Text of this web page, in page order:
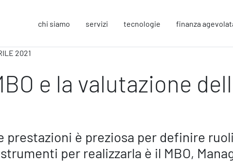
chi siamo servizi tecnologie finanza
Future
Social Impacts
Europe
2021
e la valutazione
prestazioni è preziosa per definire
per realizzarla è il MBO,